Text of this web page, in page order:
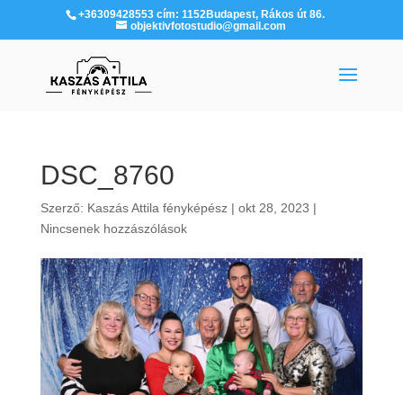
+36309428553 cím: 1152Budapest, Rákos út 86.
objektivfotostudio@gmail.com
DSC_8760
Szerző: Kaszás Attila fényképész| okt 28, 2023 |
Nincsenek hozzászólások